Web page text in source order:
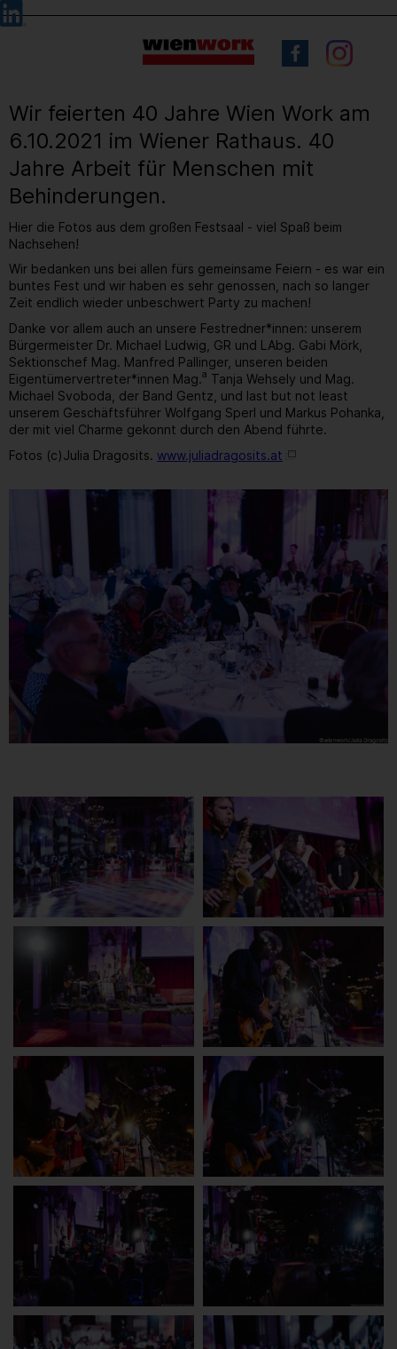
Barrierefreie
Bedienung
Sprachauswahl
Wir feierten 40 Jahre Wien Work am
6.10.2021 im Wiener Rathaus. 40
Jahre Arbeit für Menschen mit
Behinderungen.
Hier die Fotos aus dem großen Festsaal - viel Spaß beim
Nachsehen!
Wir bedanken uns bei allen fürs gemeinsame Feiern - es war ein
buntes Fest und wir haben es sehr genossen, nach so langer
Zeit endlich wieder unbeschwert Party zu machen!
Danke vor allem auch an unsere Festredner*innen: unserem
Bürgermeister Dr. Michael Ludwig, GR und LAbg. Gabi Mörk,
Sektionschef Mag. Manfred Pallinger, unseren beiden
Eigentümervertreter*innen Mag.a Tanja Wehsely und Mag.
Michael Svoboda, der Band Gentz, und last but not least
unserem Geschäftsführer Wolfgang Sperl und Markus Pohanka,
der mit viel Charme gekonnt durch den Abend führte.
Fotos (c)Julia Dragosits. www.juliadragosits.at
/ 259